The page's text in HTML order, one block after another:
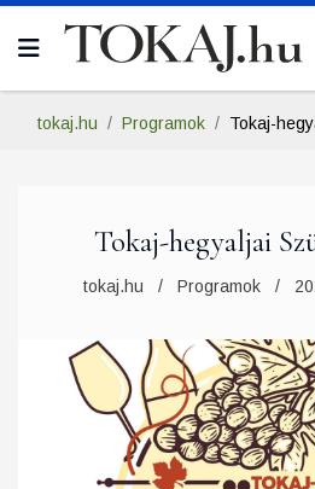
tokaj.hu Programok Tokaj-
Tokaj-hegyaljai
tokaj.hu Programok